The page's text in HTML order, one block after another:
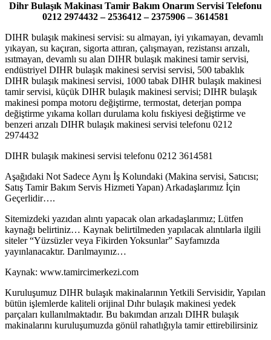
Dihr Bulaşık Makinası Tamir Bakım Onarım Servisi Telefonu
0212 2974432 – 2536412 – 2375906 – 3614581
DIHR bulaşık makinesi servisi: su almayan, iyi yıkamayan, devamlı
yıkayan, su kaçıran, sigorta attıran, çalışmayan, rezistansı arızalı,
ısıtmayan, devamlı su alan DIHR bulaşık makinesi tamir servisi,
endüstriyel DIHR bulaşık makinesi servisi servisi, 500 tabaklık
DIHR bulaşık makinesi servisi, 1000 tabak DIHR bulaşık makinesi
tamir servisi, küçük DIHR bulaşık makinesi servisi; DIHR bulaşık
makinesi pompa motoru değiştirme, termostat, deterjan pompa
değiştirme yıkama kolları durulama kolu fıskiyesi değiştirme ve
benzeri arızalı DIHR bulaşık makinesi servisi telefonu 0212
2974432
DIHR bulaşık makinesi servisi telefonu 0212 3614581
Aşağıdaki Not Sadece Aynı İş Kolundaki (Makina servisi, Satıcısı;
Satış Tamir Bakım Servis Hizmeti Yapan) Arkadaşlarımız İçin
Geçerlidir….
Sitemizdeki yazıdan alıntı yapacak olan arkadaşlarımız; Lütfen
kaynağı belirtiniz… Kaynak belirtilmeden yapılacak alıntılarla ilgili
siteler “Yüzsüzler veya Fikirden Yoksunlar” Sayfamızda
yayınlanacaktır. Darılmayınız…
Kaynak: www.tamircimerkezi.com
Kuruluşumuz DIHR bulaşık makinalarının Yetkili Servisidir, Yapılan
bütün işlemlerde kaliteli orijinal Dıhr bulaşık makinesi yedek
parçaları kullanılmaktadır. Bu bakımdan arızalı DIHR bulaşık
makinalarını kuruluşumuzda gönül rahatlığıyla tamir ettirebilirsiniz